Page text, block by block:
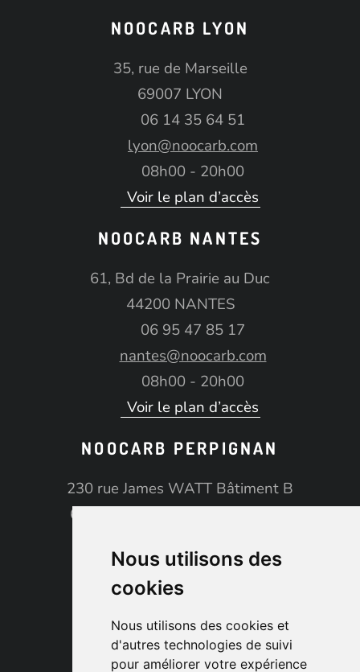
Nous utilisons des
cookies
Nous utilisons des cookies et
d'autres technologies de suivi
pour améliorer votre expérience
NOOCARB LYON
35, rue de Marseille
69007 LYON
06 14 35 64 51
lyon@noocarb.com
08h00 - 20h00
Voir le plan d’accès
NOOCARB NANTES
61, Bd de la Prairie au Duc
44200 NANTES
06 95 47 85 17
nantes@noocarb.com
08h00 - 20h00
Voir le plan d’accès
NOOCARB PERPIGNAN
230 rue James WATT Bâtiment B
66100 PERPIGNAN TECNOSUD
perpignan@noocarb.com
08h00 - 20h00
Voir le plan d’accès